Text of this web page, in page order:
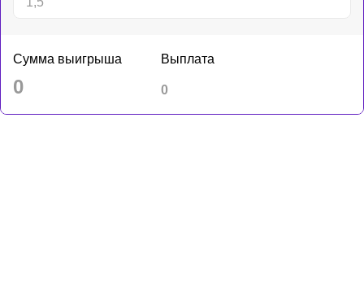
Сумма выигрыша
0
Выплата
0